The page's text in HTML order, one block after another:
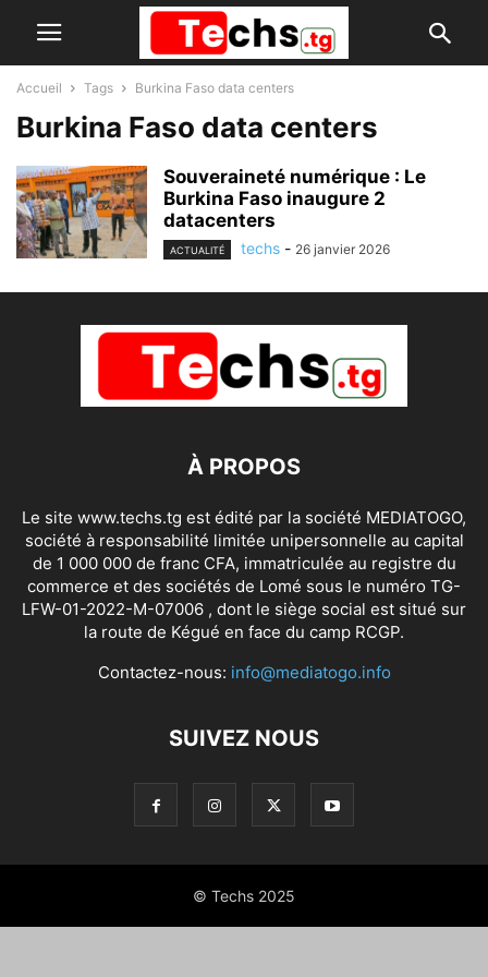
Accueil Tags Burkina Faso data centers
Burkina Faso data centers
Souveraineté numérique : Le
Burkina Faso inaugure 2
datacenters
ACTUALITÉ techs - 26 janvier 2026
À PROPOS
Le site www.techs.tg est édité par la société MEDIATOGO,
société à responsabilité limitée unipersonnelle au capital
de 1 000 000 de franc CFA, immatriculée au registre du
commerce et des sociétés de Lomé sous le numéro TG-
LFW-01-2022-M-07006 , dont le siège social est situé sur
la route de Kégué en face du camp RCGP.
Contactez-nous: info@mediatogo.info
SUIVEZ NOUS
© Techs 2025